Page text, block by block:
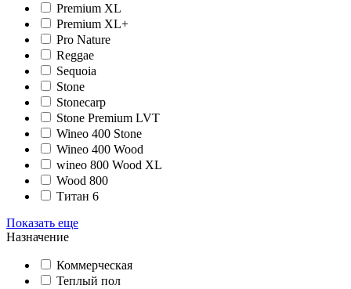
Premium XL
Premium XL+
Pro Nature
Reggae
Sequoia
Stone
Stonecarp
Stone Premium LVT
Wineo 400 Stone
Wineo 400 Wood
wineo 800 Wood XL
Wood 800
Титан 6
Показать еще
Назначение
Коммерческая
Теплый пол